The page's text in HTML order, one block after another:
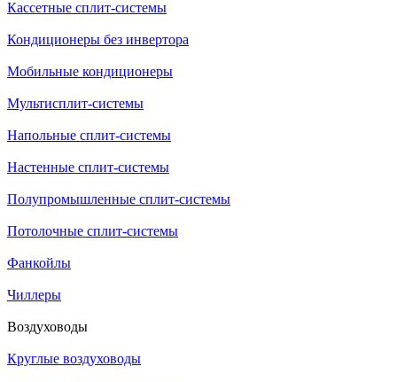
Кассетные сплит-системы
Кондиционеры без инвертора
Мобильные кондиционеры
Мультисплит-системы
Напольные сплит-системы
Настенные сплит-системы
Полупромышленные сплит-системы
Потолочные сплит-системы
Фанкойлы
Чиллеры
Воздуховоды
Круглые воздуховоды